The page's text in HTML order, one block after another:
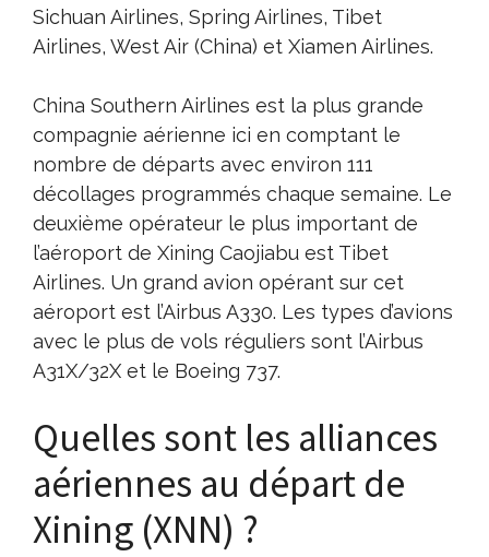
Sichuan Airlines, Spring Airlines, Tibet
Airlines, West Air (China) et Xiamen Airlines.
China Southern Airlines est la plus grande
compagnie aérienne ici en comptant le
nombre de départs avec environ 111
décollages programmés chaque semaine. Le
deuxième opérateur le plus important de
l’aéroport de Xining Caojiabu est Tibet
Airlines. Un grand avion opérant sur cet
aéroport est l’Airbus A330. Les types d’avions
avec le plus de vols réguliers sont l’Airbus
A31X/32X et le Boeing 737.
Quelles sont les alliances
aériennes au départ de
Xining (XNN) ?